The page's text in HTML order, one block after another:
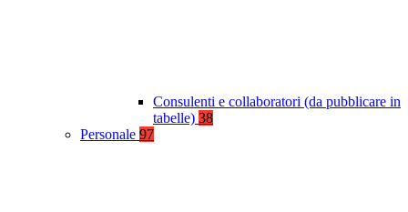
Consulenti e collaboratori (da pubblicare in
tabelle) 38
Personale 97